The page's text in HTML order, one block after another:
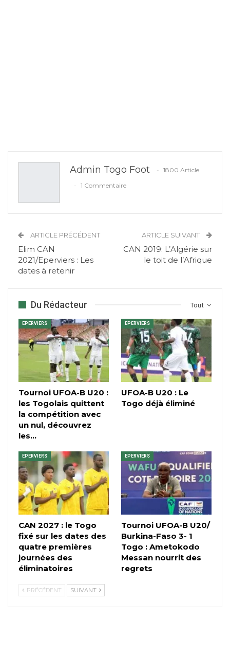
Admin Togo Foot
1800 Article
1 Commentaire
ARTICLE PRÉCÉDENT
Elim CAN
2021/Eperviers : Les
dates à retenir
ARTICLE SUIVANT
CAN 2019: L’Algérie sur
le toit de l’Afrique
Tout
Du Rédacteur
EPERVIERS
Tournoi UFOA-B U20 :
les Togolais quittent
la compétition avec
un nul, découvrez
les…
EPERVIERS
UFOA-B U20 : Le
Togo déjà éliminé
EPERVIERS
CAN 2027 : le Togo
fixé sur les dates des
quatre premières
journées des
éliminatoires
EPERVIERS
Tournoi UFOA-B U20/
Burkina-Faso 3- 1
Togo : Ametokodo
Messan nourrit des
regrets
PRÉCÉDENT SUIVANT